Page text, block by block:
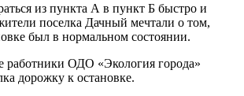
из пункта А в пункт Б быстро и
поселка Дачный мечтали о том,
был в нормальном состоянии.
работники ОДО «Экология города»
дорожку к остановке.